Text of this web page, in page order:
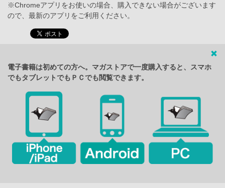
※Chromeアプリをお使いの場合、購入できない場合がございます
ので、最新のアプリをご利用ください。
電子書籍は初めての方へ。マガストアで一度購入すると、スマホ
でもタブレットでもＰＣでも閲覧できます。